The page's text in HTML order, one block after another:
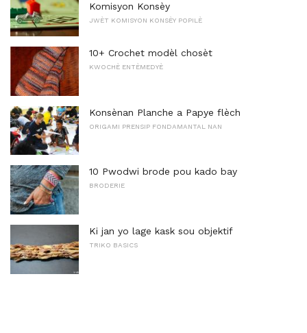
Komisyon Konsèy
JWÈT KOMISYON KONSÈY POPILÈ
10+ Crochet modèl chosèt
KWOCHÈ ENTÈMEDYÈ
Konsènan Planche a Papye flèch
ORIGAMI PRENSIP FONDAMANTAL NAN
10 Pwodwi brode pou kado bay
BRODERIE
Ki jan yo lage kask sou objektif
TRIKO BASICS